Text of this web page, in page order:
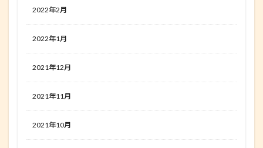
2022年2月
2022年1月
2021年12月
2021年11月
2021年10月